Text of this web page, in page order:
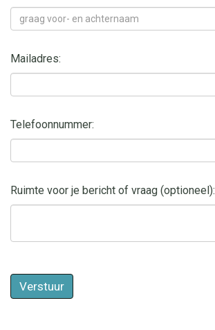
Mailadres:
Telefoonnummer:
Ruimte voor je bericht of vraag (optioneel):